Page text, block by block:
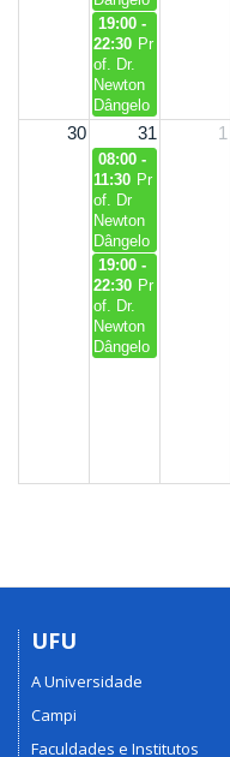
08:00 -
11:30 Pr
of. Dr
Newton
Dângelo
19:00 -
22:30 Pr
of. Dr.
Newton
Dângelo
19:00 -
22:30 Pr
of. Dr.
Newton
Dângelo
30 31 1
UFU
A Universidade
Campi
Faculdades e Institutos